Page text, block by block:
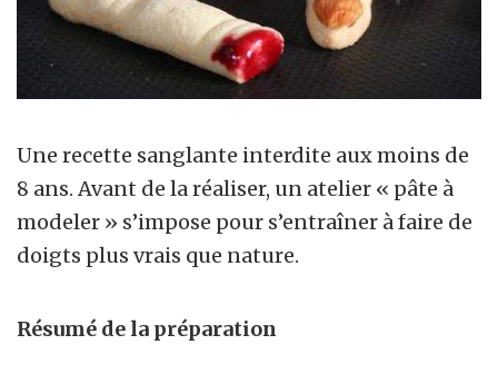
Une recette sanglante interdite aux moins de
8 ans. Avant de la réaliser, un atelier « pâte à
modeler » s’impose pour s’entraîner à faire de
doigts plus vrais que nature.
Résumé de la préparation